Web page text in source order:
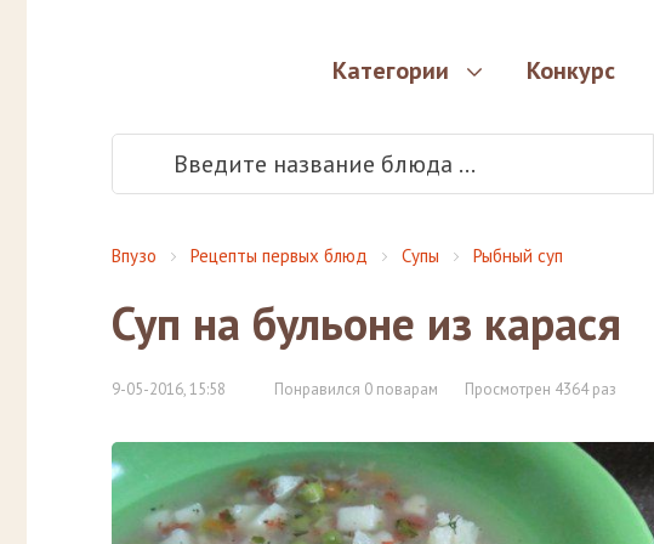
Категории Конкурс
Впузо Рецепты первых блюд Супы Рыбный суп
Суп на бульоне из карася
9-05-2016, 15:58 Понравился 0 поварам Просмотрен 4364 раз